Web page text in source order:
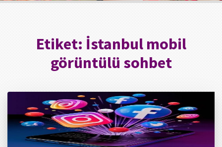
Etiket: İstanbul mobil
görüntülü sohbet